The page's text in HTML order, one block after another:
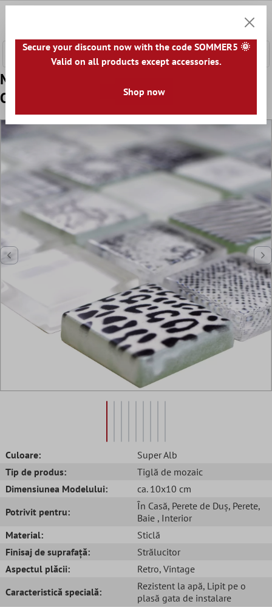
Model din Mozaic De Sticlă Gresie Cornelia
Optica Retro Super Alb
Culoare:
Super Alb
Tip de produs:
Tiglă de mozaic
Dimensiunea Modelului:
ca. 10x10 cm
Potrivit pentru:
În Casă, Perete de Duș, Perete,
Baie , Interior
Material:
Sticlă
Finisaj de suprafață:
Strălucitor
Aspectul plăcii:
Retro, Vintage
Caracteristică specială:
Rezistent la apă, Lipit pe o
plasă gata de instalare
Secure your discount now with the code SOMMER5 🌞
Valid on all products except accessories.
Shop now